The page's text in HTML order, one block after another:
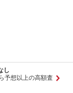
し
予想以上の高額査